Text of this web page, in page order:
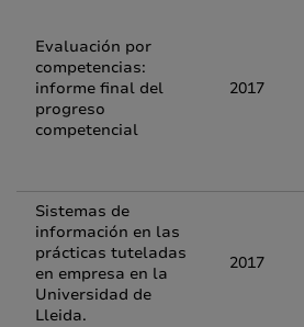
Evaluación por
competencias:
informe final del
progreso
competencial
2017
Sistemas de
información en las
prácticas tuteladas
en empresa en la
Universidad de
Lleida.
2017